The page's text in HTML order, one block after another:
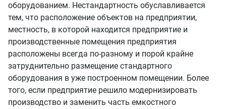
оборудованием. Нестандартность обуславливается
тем, что расположение объектов на предприятии,
местность, в которой находится предприятие и
производственные помещения предприятия
расположены всегда по-разному и порой крайне
затруднительно размещение стандартного
оборудования в уже построенном помещении. Более
того, если предприятие решило модернизировать
производство и заменить часть емкостного